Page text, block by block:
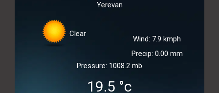
Yerevan
Clear
Wind: 7.9 kmph
Precip: 0.00 mm
Pressure: 1008.2 mb
19.5 °c